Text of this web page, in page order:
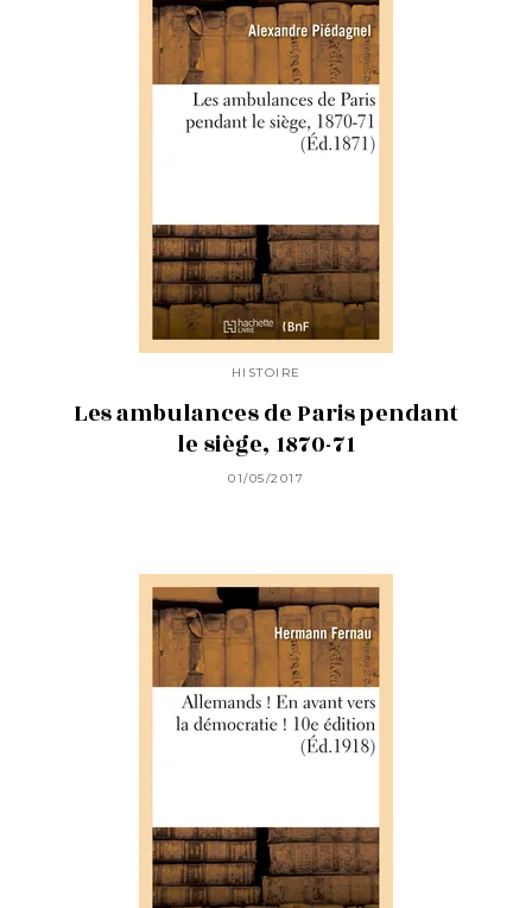
HISTOIRE
Les ambulances de Paris pendant
le siège, 1870-71
01/05/2017